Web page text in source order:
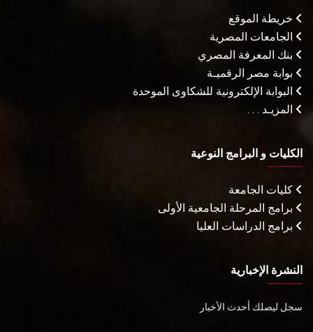
خريطة الموقع
الجامعات المصرية
بنك المعرفة المصري
بوابة مصر الرقميـة
البوابة الإلكترونية للشكاوى الموحدة
المزيـد . . .
الكليات و البرامج النوعية
كليات الجامعة
برامج المرحلة الجامعية الأولى
برامج الدراسات العليا
النشرة الإخبارية
سجل ليصلك أحدث الأخبار